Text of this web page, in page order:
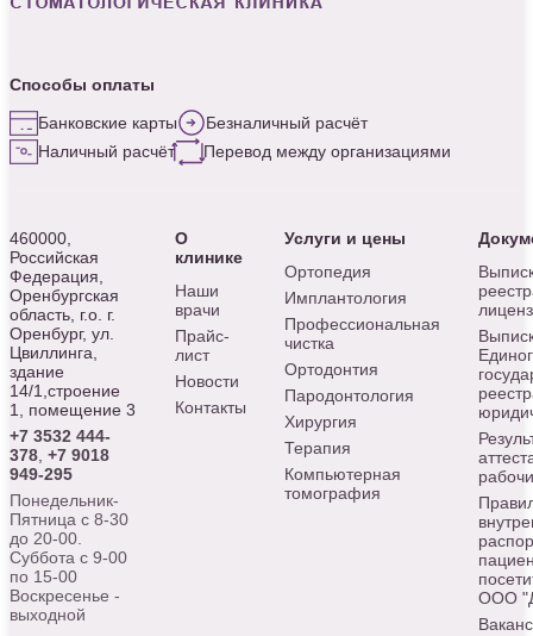
Способы оплаты
Банковские карты
Безналичный расчёт
Наличный расчёт
Перевод между организациями
460000,
Российская
Федерация,
Оренбургская
область, г.о. г.
Оренбург, ул.
Цвиллинга,
здание
14/1,строение
1, помещение 3
+7 3532 444-
378, +7 9018
949-295
Понедельник-
Пятница с 8-30
до 20-00.
Суббота с 9-00
по 15-00
Воскресенье -
выходной
О
клинике
Наши
врачи
Прайс-
лист
Новости
Контакты
Услуги и цены
Ортопедия
Имплантология
Профессиональная
чистка
Ортодонтия
Пародонтология
Хирургия
Терапия
Компьютерная
томография
ООО